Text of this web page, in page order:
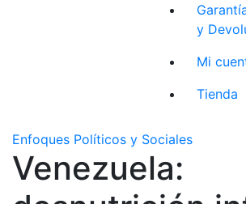
y
Mi
Tienda
Enfoques Políticos y Sociales
Venezuela: